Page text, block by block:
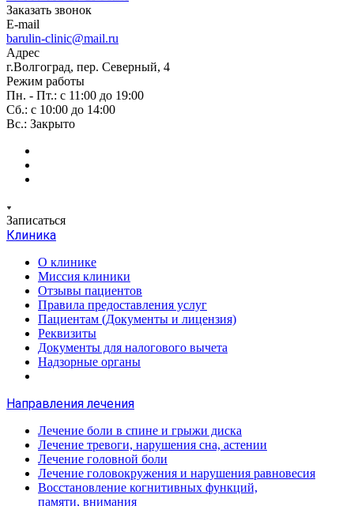
Заказать звонок
E-mail
barulin-clinic@mail.ru
Адрес
г.Волгоград, пер. Северный, 4
Режим работы
Пн. - Пт.: с 11:00 до 19:00
Сб.: с 10:00 до 14:00
Вс.: Закрыто
Записаться
Клиника
О клинике
Миссия клиники
Отзывы пациентов
Правила предоставления услуг
Пациентам (Документы и лицензия)
Реквизиты
Документы для налогового вычета
Надзорные органы
Направления лечения
Лечение боли в спине и грыжи диска
Лечение тревоги, нарушения сна, астении
Лечение головной боли
Лечение головокружения и нарушения равновесия
Восстановление когнитивных функций,
памяти, внимания